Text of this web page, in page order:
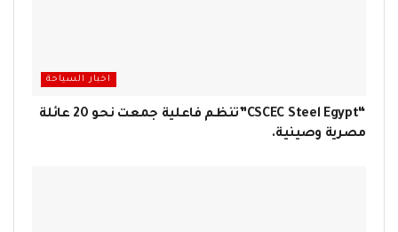
اخبار السياحة
“CSCEC Steel Egypt”تنظم فاعلية جمعت نحو 20 عائلة
مصرية وصينية.